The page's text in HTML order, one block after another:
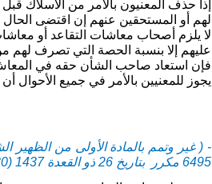
إذا حذف المعنيون بالأمر من الأسلاك
لهم أو المستحقين عنهم إن اقتضى الحال
لا يلزم أصحاب معاشات التقاعد أو
عليهم إلا بنسبة الحصة التي تصرف لهم
فإن استعاد صاحب الشأن حقه في المعاش
يجوز للمعنيين بالأمر في جميع الأحوال
6495 مكرر بتاريخ 26 ذو القعدة 1437 (30 أغسطس 2016) ص 6442 )):